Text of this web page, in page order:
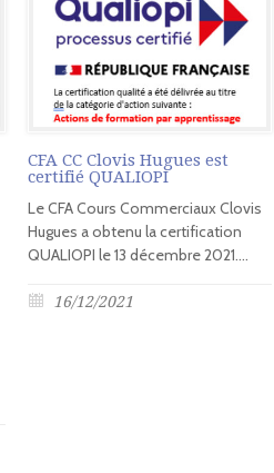
CFA CC Clovis Hugues est
certifié QUALIOPI
Le CFA Cours Commerciaux Clovis
Hugues a obtenu la certification
QUALIOPI le 13 décembre 2021....
16/12/2021